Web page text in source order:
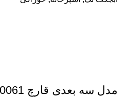
مدل سه بعدی قارچ 0061